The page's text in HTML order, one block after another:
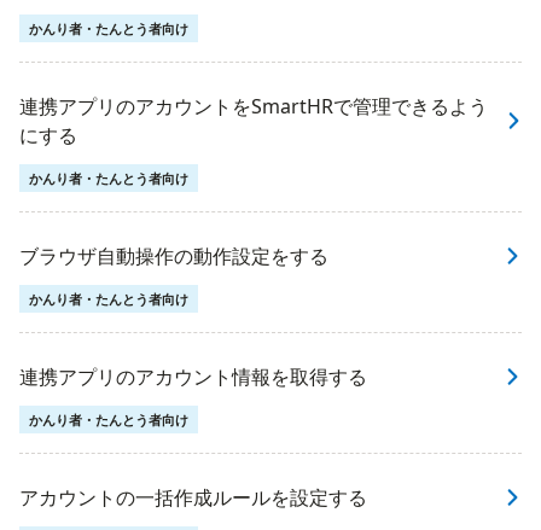
かんり者・たんとう者向け
連携アプリのアカウントをSmartHRで管理できるよう
にする
かんり者・たんとう者向け
ブラウザ自動操作の動作設定をする
かんり者・たんとう者向け
連携アプリのアカウント情報を取得する
かんり者・たんとう者向け
アカウントの一括作成ルールを設定する